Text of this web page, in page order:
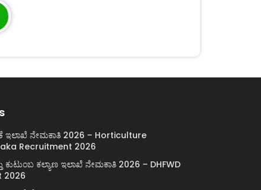
ಇಲಾಖೆ ನೇಮಕಾತಿ 2026 – Horticulture
Recruitment 2026
ಕುಟುಂಬ ಕಲ್ಯಾಣ ಇಲಾಖೆ ನೇಮಕಾತಿ 2026 – DHFWD
2026